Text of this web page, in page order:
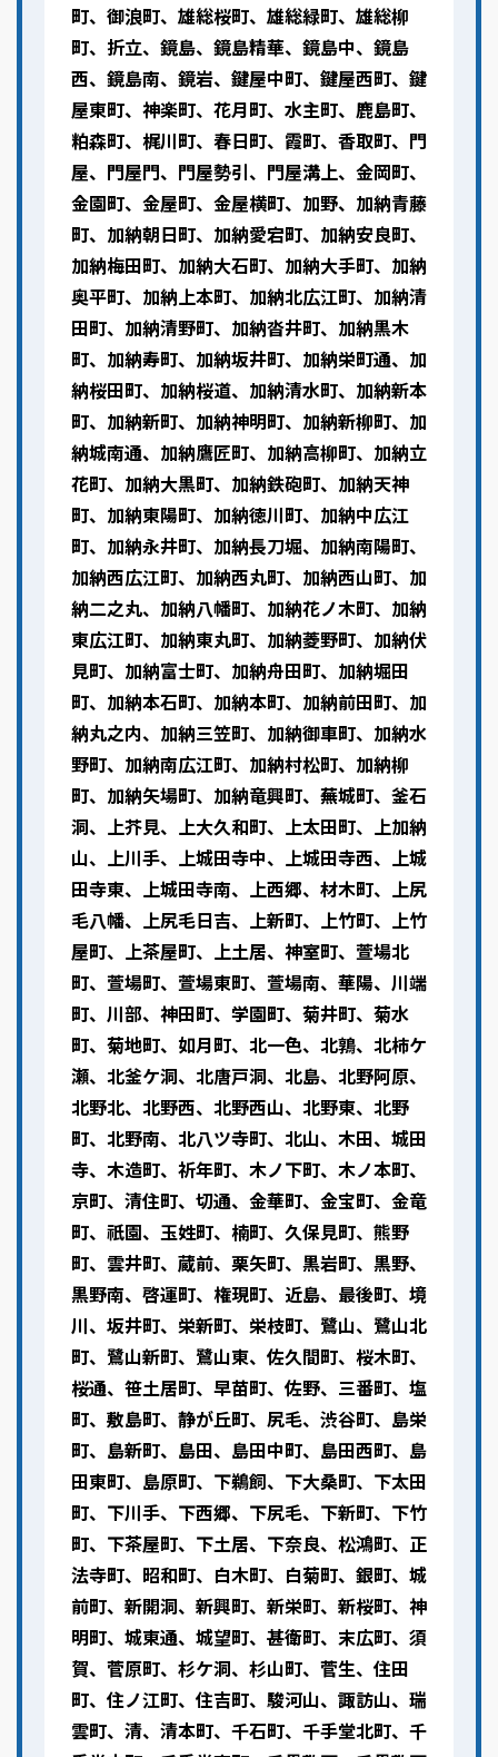
町、御浪町、雄総桜町、雄総緑町、雄総柳
町、折立、鏡島、鏡島精華、鏡島中、鏡島
西、鏡島南、鏡岩、鍵屋中町、鍵屋西町、鍵
屋東町、神楽町、花月町、水主町、鹿島町、
粕森町、梶川町、春日町、霞町、香取町、門
屋、門屋門、門屋勢引、門屋溝上、金岡町、
金園町、金屋町、金屋横町、加野、加納青藤
町、加納朝日町、加納愛宕町、加納安良町、
加納梅田町、加納大石町、加納大手町、加納
奥平町、加納上本町、加納北広江町、加納清
田町、加納清野町、加納沓井町、加納黒木
町、加納寿町、加納坂井町、加納栄町通、加
納桜田町、加納桜道、加納清水町、加納新本
町、加納新町、加納神明町、加納新柳町、加
納城南通、加納鷹匠町、加納高柳町、加納立
花町、加納大黒町、加納鉄砲町、加納天神
町、加納東陽町、加納徳川町、加納中広江
町、加納永井町、加納長刀堀、加納南陽町、
加納西広江町、加納西丸町、加納西山町、加
納二之丸、加納八幡町、加納花ノ木町、加納
東広江町、加納東丸町、加納菱野町、加納伏
見町、加納富士町、加納舟田町、加納堀田
町、加納本石町、加納本町、加納前田町、加
納丸之内、加納三笠町、加納御車町、加納水
野町、加納南広江町、加納村松町、加納柳
町、加納矢場町、加納竜興町、蕪城町、釜石
洞、上芥見、上大久和町、上太田町、上加納
山、上川手、上城田寺中、上城田寺西、上城
田寺東、上城田寺南、上西郷、材木町、上尻
毛八幡、上尻毛日吉、上新町、上竹町、上竹
屋町、上茶屋町、上土居、神室町、萱場北
町、萱場町、萱場東町、萱場南、華陽、川端
町、川部、神田町、学園町、菊井町、菊水
町、菊地町、如月町、北一色、北鶉、北柿ケ
瀬、北釜ケ洞、北唐戸洞、北島、北野阿原、
北野北、北野西、北野西山、北野東、北野
町、北野南、北八ツ寺町、北山、木田、城田
寺、木造町、祈年町、木ノ下町、木ノ本町、
京町、清住町、切通、金華町、金宝町、金竜
町、祇園、玉姓町、楠町、久保見町、熊野
町、雲井町、蔵前、栗矢町、黒岩町、黒野、
黒野南、啓運町、権現町、近島、最後町、境
川、坂井町、栄新町、栄枝町、鷺山、鷺山北
町、鷺山新町、鷺山東、佐久間町、桜木町、
桜通、笹土居町、早苗町、佐野、三番町、塩
町、敷島町、静が丘町、尻毛、渋谷町、島栄
町、島新町、島田、島田中町、島田西町、島
田東町、島原町、下鵜飼、下大桑町、下太田
町、下川手、下西郷、下尻毛、下新町、下竹
町、下茶屋町、下土居、下奈良、松鴻町、正
法寺町、昭和町、白木町、白菊町、銀町、城
前町、新開洞、新興町、新栄町、新桜町、神
明町、城東通、城望町、甚衛町、末広町、須
賀、菅原町、杉ケ洞、杉山町、菅生、住田
町、住ノ江町、住吉町、駿河山、諏訪山、瑞
雲町、清、清本町、千石町、千手堂北町、千